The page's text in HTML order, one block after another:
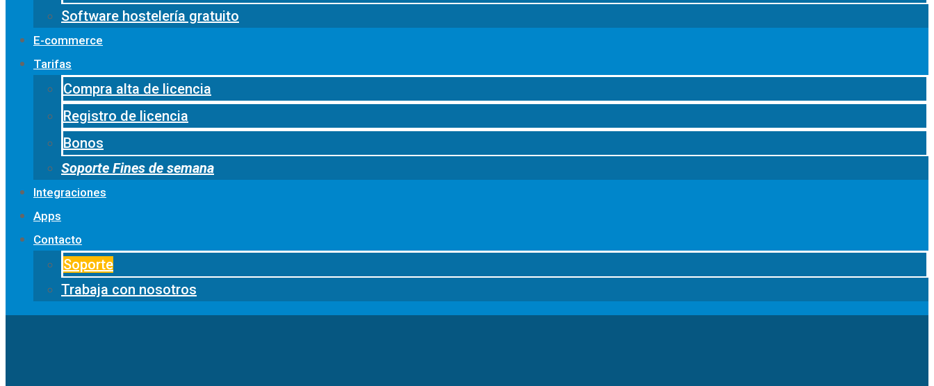
Software hostelería gratuito
E-commerce
Tarifas
Compra alta de licencia
Registro de licencia
Bonos
Soporte Fines de semana
Integraciones
Apps
Contacto
Soporte
Trabaja con nosotros